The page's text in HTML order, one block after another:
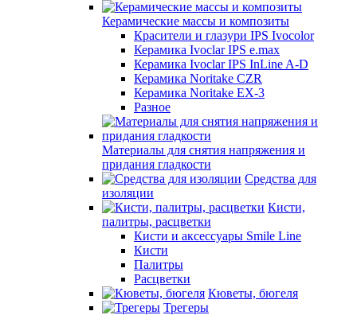
Керамические массы и композиты
Красители и глазури IPS Ivocolor
Керамика Ivoclar IPS e.max
Керамика Ivoclar IPS InLine A-D
Керамика Noritake CZR
Керамика Noritake EX-3
Разное
Материалы для снятия напряжения и
придания гладкости
Средства для
изоляции
Кисти,
палитры, расцветки
Кисти и аксессуары Smile Line
Кисти
Палитры
Расцветки
Кюветы, бюгеля
Трегеры